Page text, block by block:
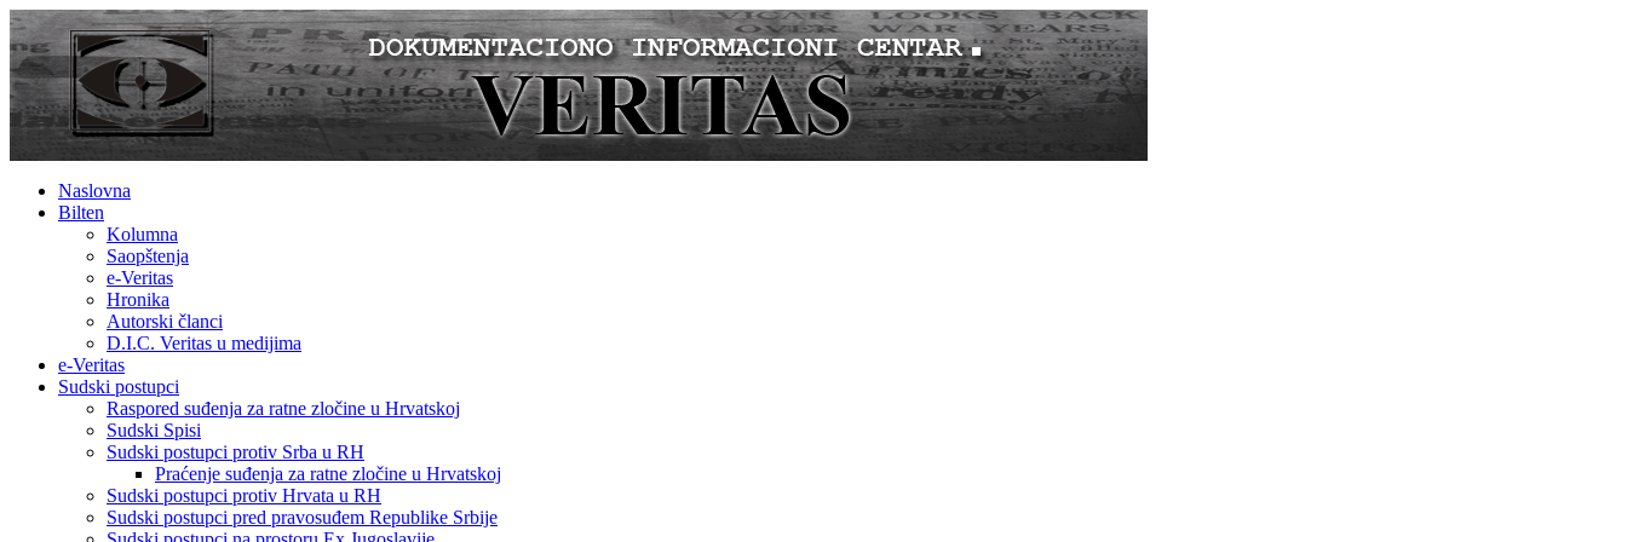
Naslovna
Bilten
Kolumna
Saopštenja
e-Veritas
Hronika
Autorski članci
D.I.C. Veritas u medijima
e-Veritas
Sudski postupci
Raspored suđenja za ratne zločine u Hrvatskoj
Sudski Spisi
Sudski postupci protiv Srba u RH
Praćenje suđenja za ratne zločine u Hrvatskoj
Sudski postupci protiv Hrvata u RH
Sudski postupci pred pravosuđem Republike Srbije